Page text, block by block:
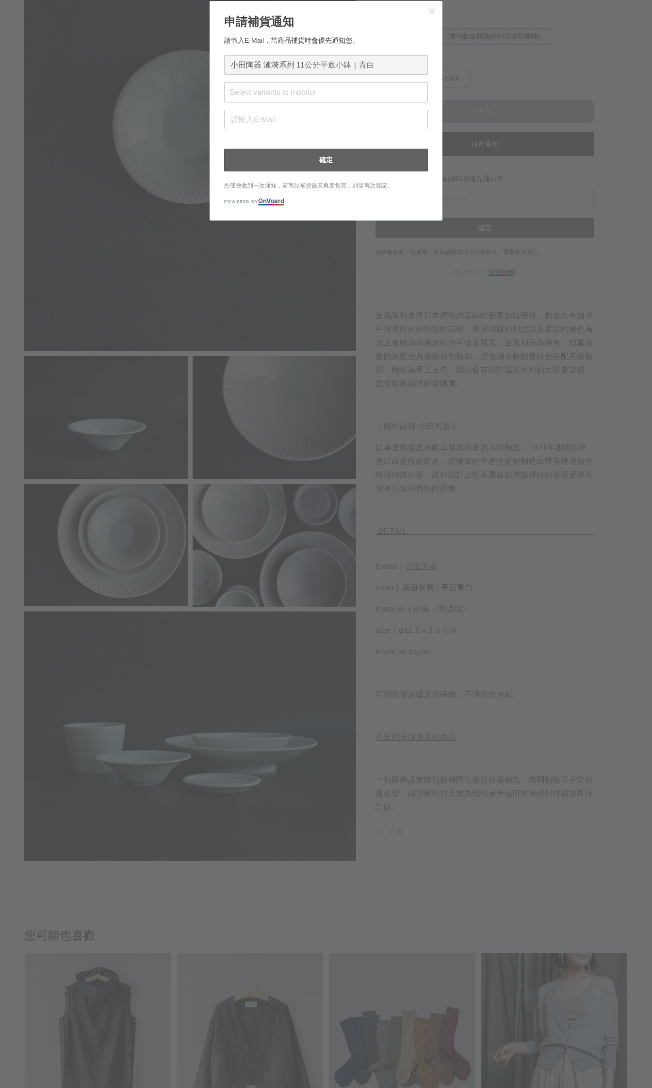
price
預購7-10天
補貨通知
請輸入E-Mail，當商品補貨時會優先通知您。
您僅會收到一次通知，若商品補貨後又再度售完，需要再次登記。
OnVoard
漣漪系列是將日本傳統的菱線紋圖案加以變化，創造出有如水
中漣漪般向外擴散的花樣，透過細膩的刻紋以及柔彩的釉色為
桌上食物增添美感卻也不搶走風采，全系列分為兩色，穩重高
雅的灰藍色為霧面感的釉彩，清透湖水般的青白色搭配亮面釉
彩，釉彩為手工上色，因此會有些許濃淡不均的水彩暈染感，
並非瑕疵請理解後購買。
｜關於品牌 小田陶器｜
以美濃燒原產地岐阜県為根基的小田陶器，1921年創業以來
便以白瓷技術聞名，而獨家的生產技術能創造出帶有通透感的
純淨細膩白瓷，此外設計上也著重在如何讓淨白的瓷器呈現出
帶有質感與個性的樣貌。
DETAIL
brand｜
color｜霧面灰藍 / 亮面青白
material｜白磁（美濃焼）
size｜φ11.5 x 3.3 公分
made in Japan.
可用於微波爐及洗碗機，不適用於烤箱。
＊預購商品實際到貨時間可能因跨國物流、海關抽驗等不定狀
況影響，請理解到貨天數為預估參考值而非保證到貨期後再行
訂購。
您可能也喜歡
申請補貨通知
請輸入E-Mail，當商品補貨時會優先通知您。
Select variants to monitor
確定
您僅會收到一次通知，若商品補貨後又再度售完，則需再次登記。
POWERED BYOnVoard